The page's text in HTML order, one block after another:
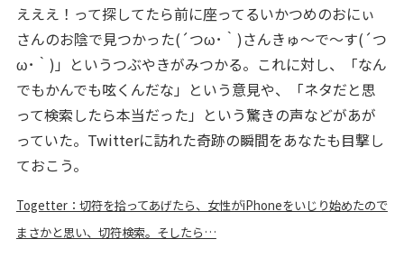
えええ！って探してたら前に座ってるいかつめのおにぃ
さんのお陰で見つかった(´つω･｀)さんきゅ〜で〜す(´つ
ω･｀)」というつぶやきがみつかる。これに対し、「なん
でもかんでも呟くんだな」という意見や、「ネタだと思
って検索したら本当だった」という驚きの声などがあが
っていた。Twitterに訪れた奇跡の瞬間をあなたも目撃し
ておこう。
Togetter：切符を拾ってあげたら、女性がiPhoneをいじり始めたので
まさかと思い、切符検索。そしたら…